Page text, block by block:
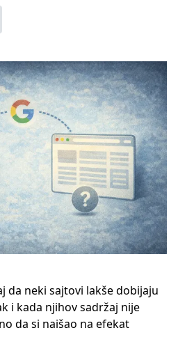
da neki sajtovi lakše dobijaju
i kada njihov sadržaj nije
da si naišao na efekat